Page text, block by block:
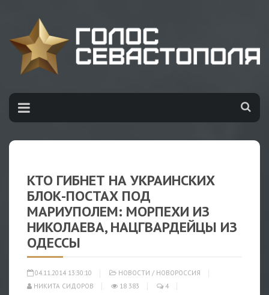
КТО ГИБНЕТ НА УКРАИНСКИХ
БЛОК-ПОСТАХ ПОД
МАРИУПОЛЕМ: МОРПЕХИ ИЗ
НИКОЛАЕВА, НАЦГВАРДЕЙЦЫ ИЗ
ОДЕССЫ
04.11.2014 13:30:10 НОВОСТИ / НОВОРОССИЯ
НИКИТА СИДОРОВ
18 383 4